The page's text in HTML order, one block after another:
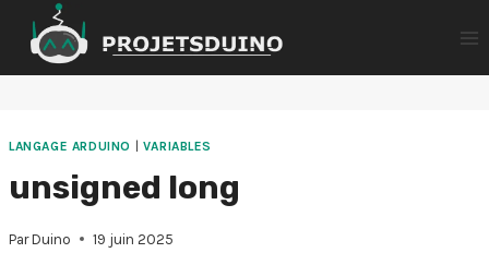
contenu
LANGAGE ARDUINO VARIABLES
unsigned long
Par Duino 19 juin 2025